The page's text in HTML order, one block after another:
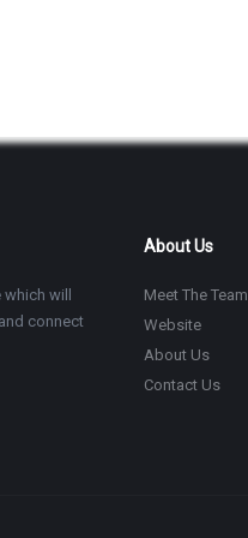
will
connect
About Us
Meet The Team
Website
About Us
Contact Us